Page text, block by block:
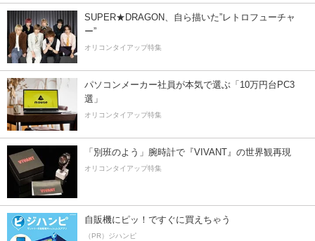
SUPER★DRAGON、自ら描いた”レトロフューチャ
ー”
オリコンタイアップ特集
パソコンメーカー社員が本気で選ぶ「10万円台PC3
選」
オリコンタイアップ特集
「別班のよう」腕時計で『VIVANT』の世界観再現
オリコンタイアップ特集
自販機にピッ！ですぐに買えちゃう
（PR）ジハンピ